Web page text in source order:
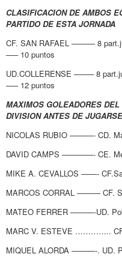
CLASIFICACION DE AMBOS
PARTIDO DE ESTA JORNADA
CF. SAN RAFAEL ——— 8
—– 10 puntos
UD.COLLERENSE ——– 8
—– 12 puntos
MAXIMOS GOLEADORES
DIVISION ANTES DE
NICOLAS RUBIO ———- CD.
DAVID CAMPS ————- CE.
MIKE A. CEVALLOS ——-
MARCOS CORRAL ——— CF.
MATEO FERRER ———-UD.
MARC V. ESTEVE …………..
MIQUEL ALORDA ———-. UD.